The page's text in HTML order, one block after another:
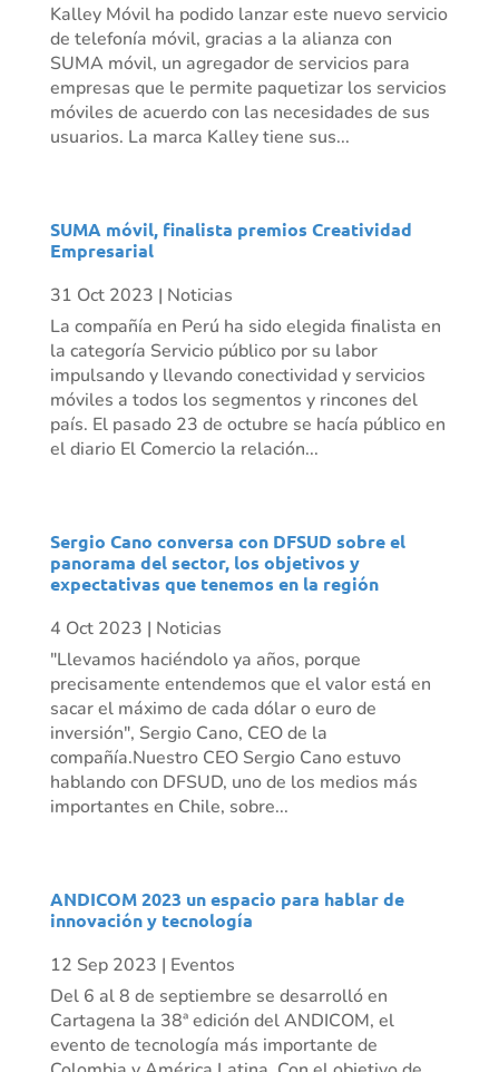
Kalley Móvil ha podido lanzar este nuevo servicio
de telefonía móvil, gracias a la alianza con
SUMA móvil, un agregador de servicios para
empresas que le permite paquetizar los servicios
móviles de acuerdo con las necesidades de sus
usuarios. La marca Kalley tiene sus...
SUMA móvil, finalista premios Creatividad
Empresarial
31 Oct 2023 | Noticias
La compañía en Perú ha sido elegida finalista en
la categoría Servicio público por su labor
impulsando y llevando conectividad y servicios
móviles a todos los segmentos y rincones del
país. El pasado 23 de octubre se hacía público en
el diario El Comercio la relación...
Sergio Cano conversa con DFSUD sobre el
panorama del sector, los objetivos y
expectativas que tenemos en la región
4 Oct 2023 | Noticias
"Llevamos haciéndolo ya años, porque
precisamente entendemos que el valor está en
sacar el máximo de cada dólar o euro de
inversión", Sergio Cano, CEO de la
compañía.Nuestro CEO Sergio Cano estuvo
hablando con DFSUD, uno de los medios más
importantes en Chile, sobre...
ANDICOM 2023 un espacio para hablar de
innovación y tecnología
12 Sep 2023 | Eventos
Del 6 al 8 de septiembre se desarrolló en
Cartagena la 38ª edición del ANDICOM, el
evento de tecnología más importante de